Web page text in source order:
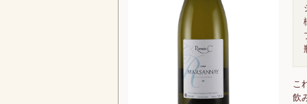
こ
飲